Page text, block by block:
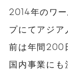
2014年のワ
プにてアジア
前は年間200
国内事業にも